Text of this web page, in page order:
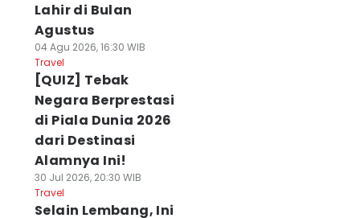
Lahir di Bulan
Agustus
04 Agu 2026, 16:30 WIB
Travel
[QUIZ] Tebak
Negara Berprestasi
di Piala Dunia 2026
dari Destinasi
Alamnya Ini!
30 Jul 2026, 20:30 WIB
Travel
Selain Lembang, Ini